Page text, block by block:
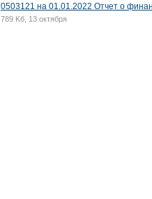
0503121 на 01.01.2022 Отчет о
789 Kб, 13 октября